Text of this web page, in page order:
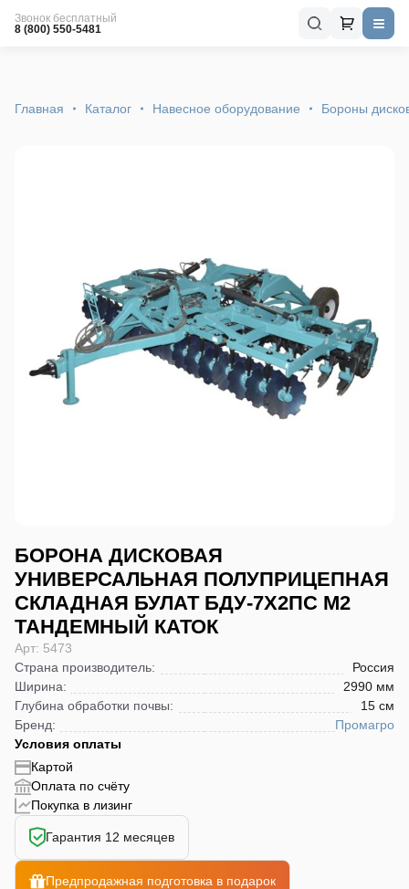
Звонок бесплатный
8 (800) 550-5481
Главная Каталог Навесное оборудование Бороны
БОРОНА ДИСКОВАЯ
УНИВЕРСАЛЬНАЯ ПОЛУПРИЦЕПНАЯ
СКЛАДНАЯ БУЛАТ БДУ-7Х2ПС М2
ТАНДЕМНЫЙ КАТОК
Арт: 5473
Страна производитель:
Россия
Ширина:
2990 мм
Глубина обработки почвы:
15 см
Бренд:
Промагро
Условия оплаты
Картой
Оплата по счёту
Покупка в лизинг
Гарантия 12 месяцев
Предпродажная подготовка в подарок